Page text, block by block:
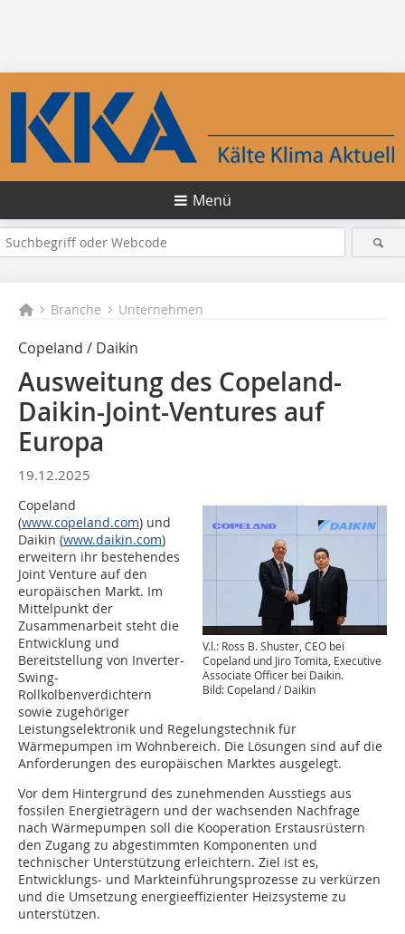
Menü
Branche Unternehmen
Copeland / Daikin
Ausweitung des Copeland-
Daikin-Joint-Ventures auf
Europa
19.12.2025
V.l.: Ross B. Shuster, CEO bei
Copeland und Jiro Tomita, Executive
Associate Officer bei Daikin.
Bild: Copeland / Daikin
Copeland
(www.copeland.com) und
Daikin (www.daikin.com)
erweitern ihr bestehendes
Joint Venture auf den
europäischen Markt. Im
Mittelpunkt der
Zusammenarbeit steht die
Entwicklung und
Bereitstellung von Inverter-
Swing-
Rollkolbenverdichtern
sowie zugehöriger
Leistungselektronik und Regelungstechnik für
Wärmepumpen im Wohnbereich. Die Lösungen sind auf die
Anforderungen des europäischen Marktes ausgelegt.
Vor dem Hintergrund des zunehmenden Ausstiegs aus
fossilen Energieträgern und der wachsenden Nachfrage
nach Wärmepumpen soll die Kooperation Erstausrüstern
den Zugang zu abgestimmten Komponenten und
technischer Unterstützung erleichtern. Ziel ist es,
Entwicklungs- und Markteinführungsprozesse zu verkürzen
und die Umsetzung energieeffizienter Heizsysteme zu
unterstützen.